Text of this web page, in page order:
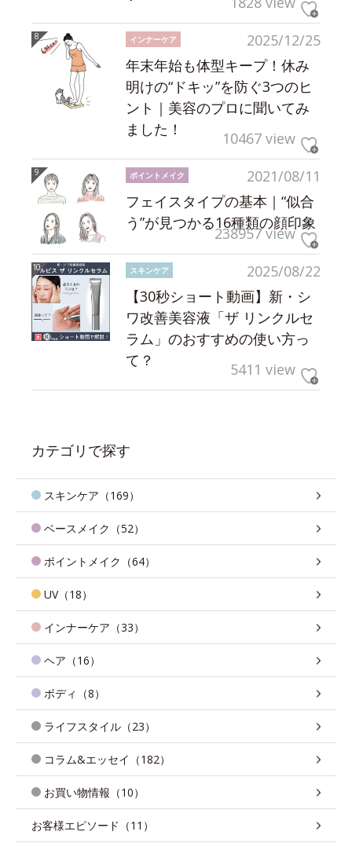
2025/12/25
インナーケア
年末年始も体型キープ！休み
明けの“ドキッ”を防ぐ3つのヒ
ント｜美容のプロに聞いてみ
ました！
10467 view
2021/08/11
ポイントメイク
フェイスタイプの基本｜“似合
う”が見つかる16種類の顔印象
238957 view
2025/08/22
スキンケア
【30秒ショート動画】新・シ
ワ改善美容液「ザ リンクルセ
ラム」のおすすめの使い方っ
て？
5411 view
カテゴリで探す
スキンケア（169）
ベースメイク（52）
ポイントメイク（64）
UV（18）
インナーケア（33）
ヘア（16）
ボディ（8）
ライフスタイル（23）
コラム&エッセイ（182）
お買い物情報（10）
お客様エピソード（11）